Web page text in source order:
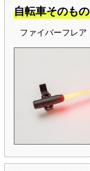
自転車そのも
ファイバーフレア